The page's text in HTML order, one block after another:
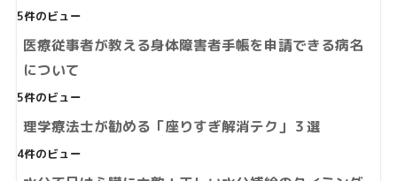
5件のビュー
医療従事者が教える身体障害者手帳を申請できる病名
について
5件のビュー
理学療法士が勧める「座りすぎ解消テク」３選
4件のビュー